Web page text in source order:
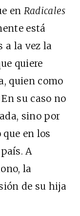
en Radicales
está
a la vez la
quiere
quien como
su caso no
sino por
en los
A
la
de su hija